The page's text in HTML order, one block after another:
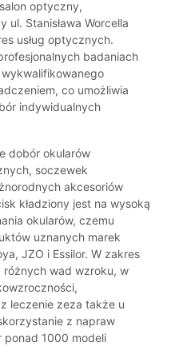
optyczny,
ul. Stanisława Worcella
usług optycznych.
badaniach
co umożliwia
indywidualnych
dobór okularów
soczewek
akcesoriów
kładziony jest na wysoką
okularów, czemu
uznanych marek
JZO i Essilor. W zakres
różnych wad wzroku, w
leczenie zeza także u
z napraw
ponad 1000 modeli